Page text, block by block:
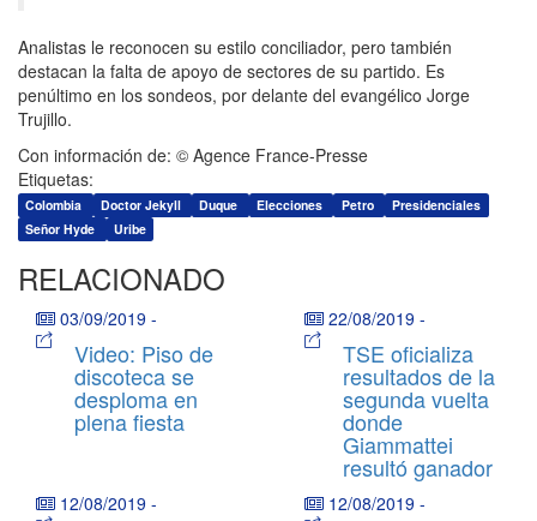
Analistas le reconocen su estilo conciliador, pero también
destacan la falta de apoyo de sectores de su partido. Es
penúltimo en los sondeos, por delante del evangélico Jorge
Trujillo.
Con información de: © Agence France-Presse
Etiquetas:
Colombia Doctor Jekyll Duque Elecciones Petro
Presidenciales
Señor Hyde
Uribe
RELACIONADO
03/09/2019 -
Video: Piso de
discoteca se
desploma en
plena fiesta
22/08/2019 -
TSE oficializa
resultados de la
segunda vuelta
donde
Giammattei
resultó ganador
12/08/2019 - 12/08/2019 -